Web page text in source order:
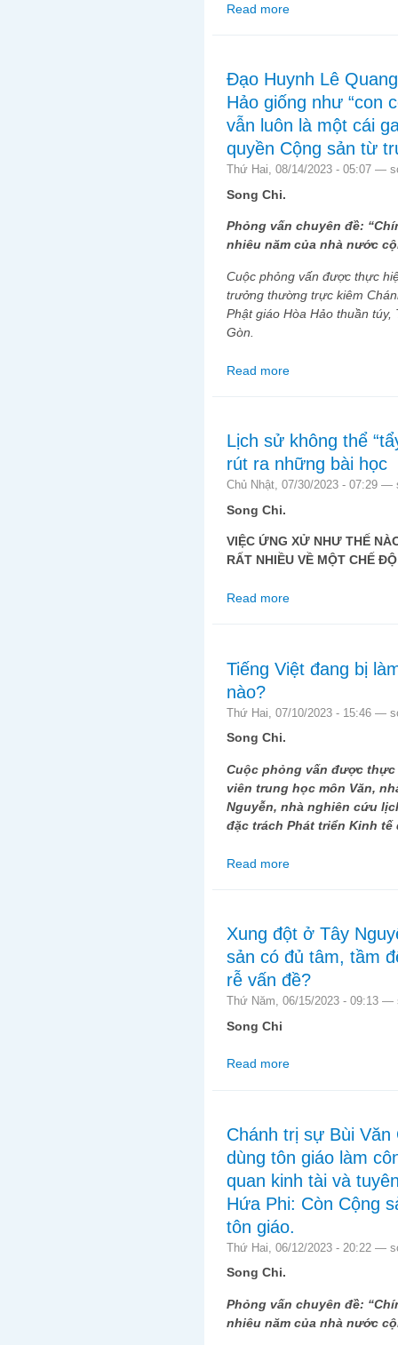
Read more
Đạo Huynh Lê
Hảo giống như “con
vẫn luôn là một cái
quyền Cộng sản từ
Thứ Hai, 08/14/2023 - 05:07 —
Song Chi.
Phỏng vấn chuyên đề:
nhiêu năm của nhà nước
Cuộc phỏng vấn được thực
trưởng thường trực kiêm
Phật giáo Hòa Hảo thuần
Gòn.
Read more
Lịch sử không thể
rút ra những bài học
Chủ Nhật, 07/30/2023 - 07:29 —
Song Chi.
VIỆC ỨNG XỬ NHƯ THẾ
RẤT NHIỀU VỀ MỘT CHẾ
Read more
Tiếng Việt đang bị
nào?
Thứ Hai, 07/10/2023 - 15:46 —
Song Chi.
Cuộc phỏng vấn được
viên trung học môn Văn,
Nguyễn, nhà nghiên cứu
đặc trách Phát triển Kinh tế
Read more
Xung đột ở Tây
sản có đủ tâm, tầm
rễ vấn đề?
Thứ Năm, 06/15/2023 - 09:13 —
Song Chi
Read more
Chánh trị sự Bùi
dùng tôn giáo làm
quan kinh tài và
Hứa Phi: Còn Cộng
tôn giáo.
Thứ Hai, 06/12/2023 - 20:22 —
Song Chi.
Phỏng vấn chuyên đề:
nhiêu năm của nhà nước